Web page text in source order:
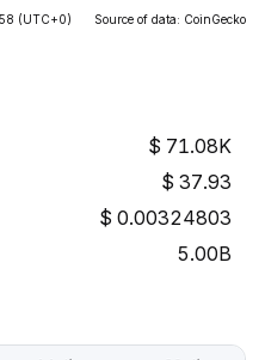
(UTC+0) Source of data: CoinGecko
71.08K
37.93
0.00324803
5.00B